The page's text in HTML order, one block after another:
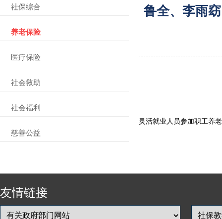
社保综合
养老保险
医疗保险
社会救助
社会福利
慈善公益
鲁全、李雨
灵活就业人员参加职工养
友情链接